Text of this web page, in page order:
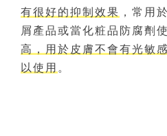
有很好的抑制效果 ，常用
屑產品或當化粧品防腐劑
高，用於皮膚不會有光敏
以使用 。